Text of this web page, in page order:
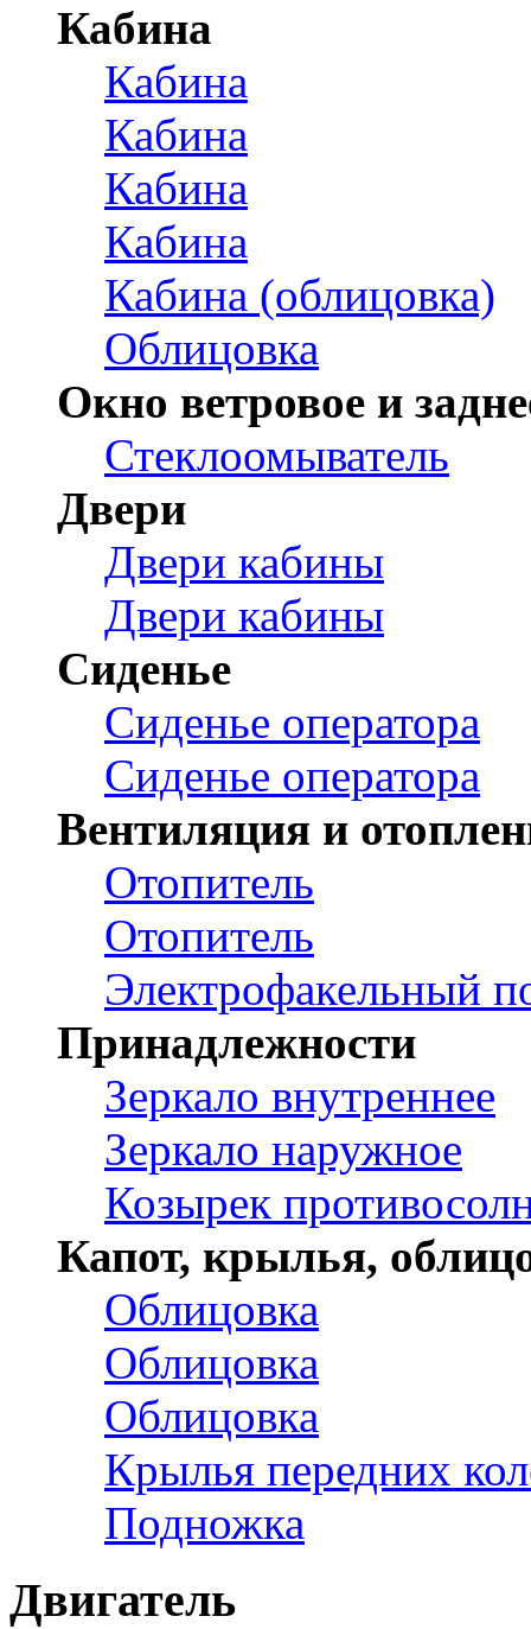
Кабина
Кабина
Кабина
Кабина
Кабина
Кабина (облицовка)
Облицовка
Окно ветровое и
Стеклоомыватель
Двери
Двери кабины
Двери кабины
Сиденье
Сиденье оператора
Сиденье оператора
Вентиляция и
Отопитель
Отопитель
Электрофакельный
Принадлежности
Зеркало внутреннее
Зеркало наружное
Козырек
Капот, крылья,
Облицовка
Облицовка
Облицовка
Крылья передних
Подножка
Двигатель